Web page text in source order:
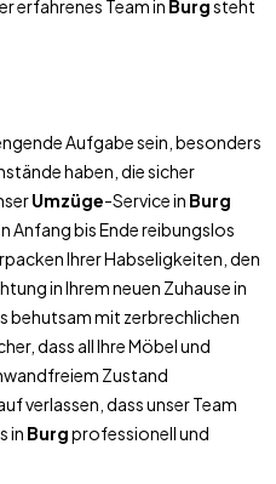
erfahrenes Team in Burgsteht
Aufgabe sein, besonders
haben, die sicher
Umzüge-Service in Burg
Anfang bis Ende reibungslos
Ihrer Habseligkeiten, den
in Ihrem neuen Zuhause in
behutsam mit zerbrechlichen
dass all Ihre Möbel und
Zustand
verlassen, dass unser Team
in Burgprofessionell und